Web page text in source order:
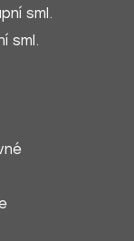
sml.
sml.